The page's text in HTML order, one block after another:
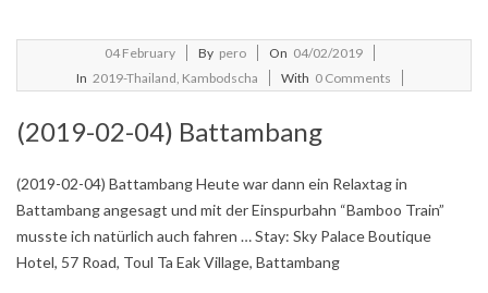
04 February By pero On 04/02/2019
In 2019-Thailand, Kambodscha With 0 Comments
(2019-02-04) Battambang
(2019-02-04) Battambang Heute war dann ein Relaxtag in
Battambang angesagt und mit der Einspurbahn “Bamboo Train”
musste ich natürlich auch fahren … Stay: Sky Palace Boutique
Hotel, 57 Road, Toul Ta Eak Village, Battambang